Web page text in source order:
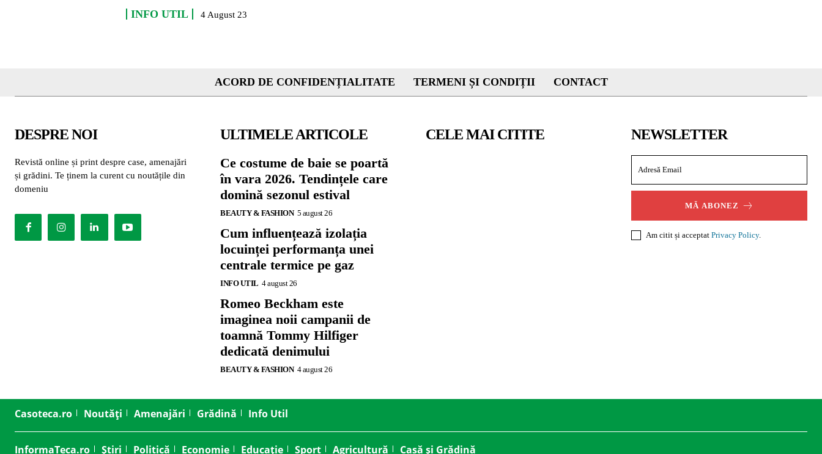
INFO UTIL 4 August 23
ACORD DE CONFIDENȚIALITATE TERMENI ȘI CONDIȚII CONTACT
DESPRE NOI
Revistă online și print despre case, amenajări
și grădini. Te ținem la curent cu noutățile din
domeniu
ULTIMELE ARTICOLE
Ce costume de baie se poartă
în vara 2026. Tendințele care
domină sezonul estival
BEAUTY & FASHION 5 august 26
Cum influențează izolația
locuinței performanța unei
centrale termice pe gaz
INFO UTIL 4 august 26
Romeo Beckham este
imaginea noii campanii de
toamnă Tommy Hilfiger
dedicată denimului
BEAUTY & FASHION 4 august 26
CELE MAI CITITE NEWSLETTER
MĂ ABONEZ
Am citit și acceptat Privacy Policy.
Casoteca.ro Noutăți Amenajări Grădină Info Util
InformaTeca.ro Știri Politică Economie Educație Sport Agricultură Casă și Grădină